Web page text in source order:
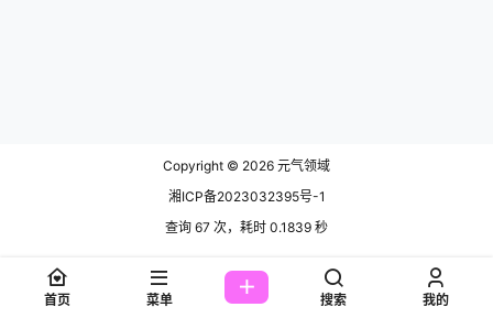
Copyright © 2026 元气领域
湘ICP备2023032395号-1
查询 67 次，耗时 0.1839 秒
首页 菜单 搜索 我的